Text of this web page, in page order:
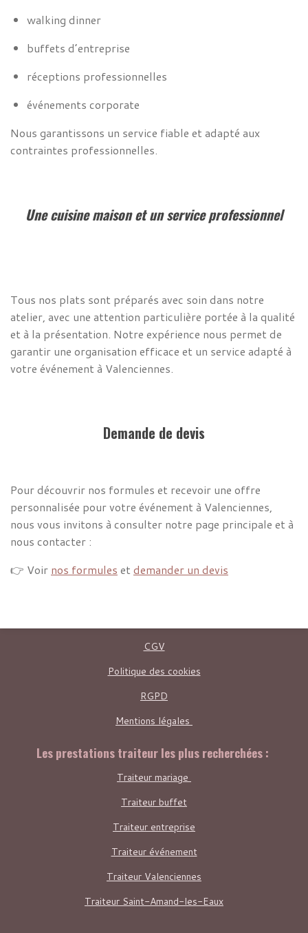
walking dinner
buffets d’entreprise
réceptions professionnelles
événements corporate
Nous garantissons un service fiable et adapté aux
contraintes professionnelles.
Une cuisine maison et un service professionnel
Tous nos plats sont préparés avec soin dans notre
atelier, avec une attention particulière portée à la qualité
et à la présentation. Notre expérience nous permet de
garantir une organisation efficace et un service adapté à
votre événement à Valenciennes.
Demande de devis
Pour découvrir nos formules et recevoir une offre
personnalisée pour votre événement à Valenciennes,
nous vous invitons à consulter notre page principale et à
nous contacter :
👉 Voir nos formules et demander un devis
CGV
Politique des cookies
RGPD
Mentions légales
Les prestations traiteur les plus recherchées :
Traiteur mariage
Traiteur buffet
Traiteur entreprise
Traiteur événement
Traiteur Valenciennes
Traiteur Saint-Amand-les-Eaux